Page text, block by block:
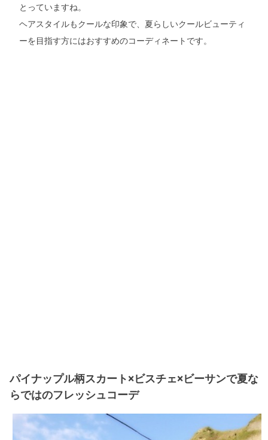
とっていますね。
ヘアスタイルもクールな印象で、夏らしいクールビューティ
ーを目指す方にはおすすめのコーディネートです。
パイナップル柄スカート×ビスチェ×ビーサンで夏な
らではのフレッシュコーデ